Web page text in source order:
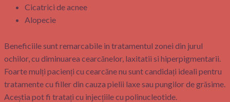
Cicatrici de acnee
Alopecie
Beneficiile sunt remarcabile in tratamentul zonei din jurul
ochilor, cu diminuarea cearcănelor, laxitatii si hiperpigmentarii.
Foarte mulți pacienți cu cearcăne nu sunt candidați ideali pentru
tratamente cu filler din cauza pielii laxe sau pungilor de grăsime.
Aceștia pot fi tratați cu injecțiile cu polinucleotide.